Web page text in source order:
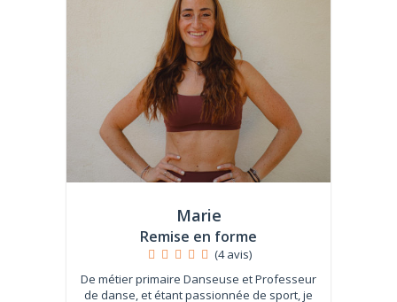
Marie
Remise en forme
(4 avis)
De métier primaire Danseuse et Professeur
de danse, et étant passionnée de sport, je